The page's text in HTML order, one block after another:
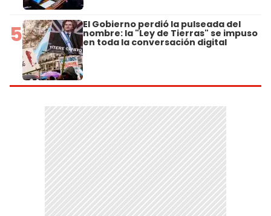
5 El Gobierno perdió la pulseada del
nombre: la "Ley de Tierras" se impuso
en toda la conversación digital